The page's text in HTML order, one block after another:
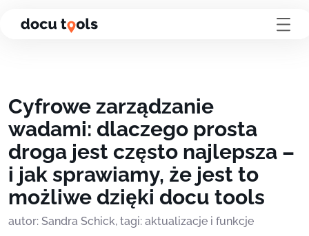
Cyfrowe zarządzanie
wadami: dlaczego prosta
droga jest często najlepsza –
i jak sprawiamy, że jest to
możliwe dzięki docu tools
autor: Sandra Schick, tagi: aktualizacje i funkcje